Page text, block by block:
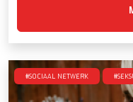
#Sociaal netwerk